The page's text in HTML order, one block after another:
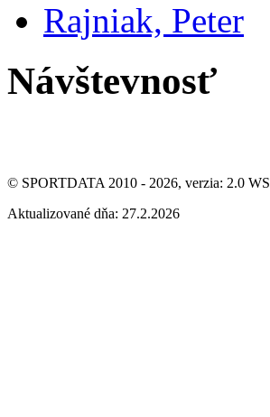
Rajniak, Peter
Návštevnosť
© SPORTDATA 2010 - 2026, verzia: 2.0 WS
Aktualizované dňa: 27.2.2026